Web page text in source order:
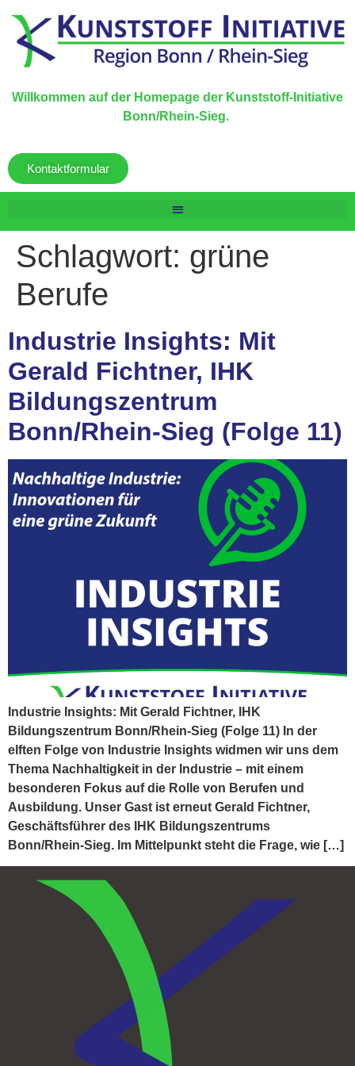
Willkommen auf der Homepage der Kunststoff-Initiative
Bonn/Rhein-Sieg.
Kontaktformular
Schlagwort: grüne
Berufe
Industrie Insights: Mit
Gerald Fichtner, IHK
Bildungszentrum
Bonn/Rhein-Sieg (Folge 11)
Industrie Insights: Mit Gerald Fichtner, IHK
Bildungszentrum Bonn/Rhein-Sieg (Folge 11) In der
elften Folge von Industrie Insights widmen wir uns dem
Thema Nachhaltigkeit in der Industrie – mit einem
besonderen Fokus auf die Rolle von Berufen und
Ausbildung. Unser Gast ist erneut Gerald Fichtner,
Geschäftsführer des IHK Bildungszentrums
Bonn/Rhein-Sieg. Im Mittelpunkt steht die Frage, wie […]